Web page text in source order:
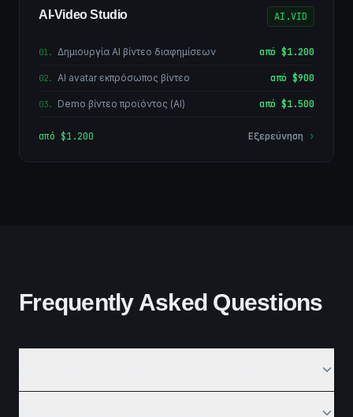
AI-Video Studio AI.VID
01. Δημιουργία AI βίντεο διαφημίσεων από $1.200
02. AI avatar εκπρόσωπος βίντεο από $900
03. Demo βίντεο προϊόντος (AI) από $1.500
από $1.200 Εξερεύνηση ›
Frequently Asked Questions